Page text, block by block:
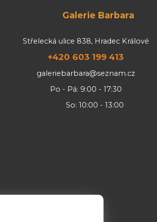
Galerie Barbara
Střelecká ulice 838, Hradec Králové
+420 603 199 413
galeriebarbara@seznam.cz
Po - Pá: 9:00 - 17:30
So: 10:00 - 13:00